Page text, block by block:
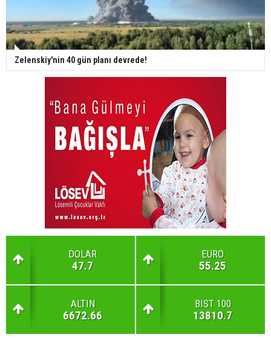
Zelenskiy'nin 40 gün planı devrede!
DOLAR
47.7
EURO
55.25
ALTIN
6672.66
BIST 100
13810.7